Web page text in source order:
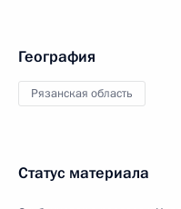
География
Рязанская область
Статус материала